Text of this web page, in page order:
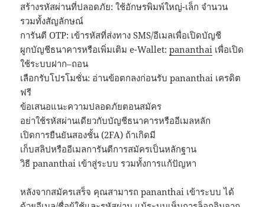
สร้างรหัสผ่านที่ปลอดภัย: ใช้อักษรพิมพ์ใหญ่-เล็ก จำนวน
รวมทั้งสัญลักษณ์
การันตี OTP: เข้ารหัสที่ส่งทาง SMS/อีเมลเพื่อเปิดบัญชี
ผูกบัญชีธนาคารหรือเพิ่มเติม e-Wallet:pananthai เพื่อเปิด
ใช้ระบบฝาก–ถอน
เลือกรับโปรโมชั่น: อ่านข้อตกลงก่อนรับ pananthai เครดิต
ฟรี
ข้อเสนอแนะความปลอดภัยตอนสมัคร
อย่าใช้รหัสผ่านเดียวกับบัญชีธนาคารหรืออีเมลหลัก
เปิดการยืนยันสองชั้น (2FA) ถ้าเกิดมี
เก็บสลิปหรืออีเมลการันตีการสมัครเป็นหลักฐาน
วิธี pananthai เข้าสู่ระบบ รวมทั้งการแก้ปัญหา
หลังจากสมัครเสร็จ คุณสามารถ pananthai เข้าระบบ ได้